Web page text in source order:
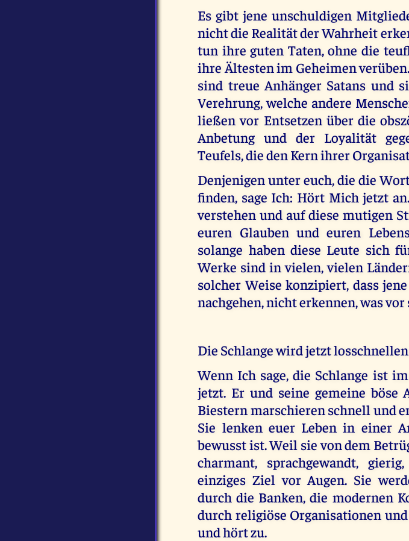
Es gibt jene unschuldigen
nicht die Realität der Wahrheit
tun ihre guten Taten, ohne die
ihre Ältesten im Geheimen
sind treue Anhänger Satans und
Verehrung, welche andere
ließen vor Entsetzen über die
Anbetung und der Loyalität
Teufels, die den Kern ihrer
Denjenigen unter euch, die die
finden, sage Ich: Hört Mich jetzt
verstehen und auf diese mutigen
euren Glauben und euren
solange haben diese Leute sich
Werke sind in vielen, vielen
solcher Weise konzipiert, dass
nachgehen, nicht erkennen, was vor
Die Schlange wird jetzt losschnellen
Wenn Ich sage, die Schlange ist
jetzt. Er und seine gemeine böse
Biestern marschieren schnell und
Sie lenken euer Leben in einer
bewusst ist. Weil sie von dem
charmant, sprachgewandt,
einziges Ziel vor Augen. Sie
durch die Banken, die modernen
durch religiöse Organisationen
und hört zu.